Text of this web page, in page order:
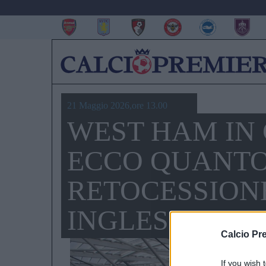
Calcio
If you wish
21 Maggio 2026,ore 13.00
WEST HAM IN
ECCO
INGLESI